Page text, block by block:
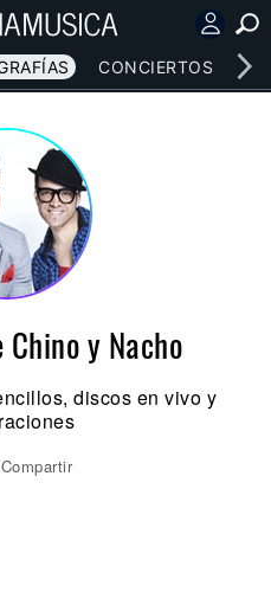
CONCIERTOS
y Nacho
discos en vivo y
Compartir